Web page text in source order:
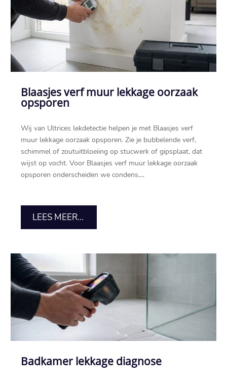
Blaasjes verf muur lekkage oorzaak
opsporen
Wij van Ultrices lekdetectie helpen je met Blaasjes verf
muur lekkage oorzaak opsporen.​ Zie je bubbelende verf,
schimmel of zoutuitbloeiing op stucwerk of gipsplaat, dat
wijst op vocht.​ Voor Blaasjes verf muur lekkage oorzaak
opsporen onderscheiden we condens,...
LEES MEER...
Badkamer lekkage diagnose